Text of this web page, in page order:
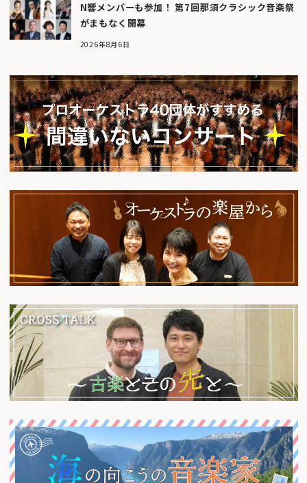
N響メンバーも参加！ 第7回那須クラシック音楽祭
がまもなく開幕
2026年8月6日